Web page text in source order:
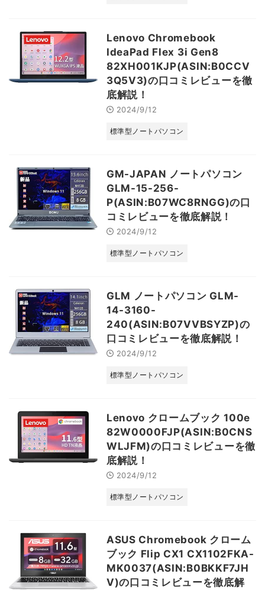
Lenovo Chromebook
IdeaPad Flex 3i Gen8
82XH001KJP(ASIN:B0CCV
3Q5V3)の口コミレビューを徹
底解説！
2024/9/12
標準型ノートパソコン
GM-JAPAN ノートパソコン
GLM-15-256-
P(ASIN:B07WC8RNGG)の口
コミレビューを徹底解説！
2024/9/12
標準型ノートパソコン
GLM ノートパソコン GLM-
14-3160-
240(ASIN:B07VVBSYZP)の
口コミレビューを徹底解説！
2024/9/12
標準型ノートパソコン
Lenovo クロームブック 100e
82W0000FJP(ASIN:B0CNS
WLJFM)の口コミレビューを徹
底解説！
2024/9/12
標準型ノートパソコン
ASUS Chromebook クローム
ブック Flip CX1 CX1102FKA-
MK0037(ASIN:B0BKKF7JH
V)の口コミレビューを徹底解